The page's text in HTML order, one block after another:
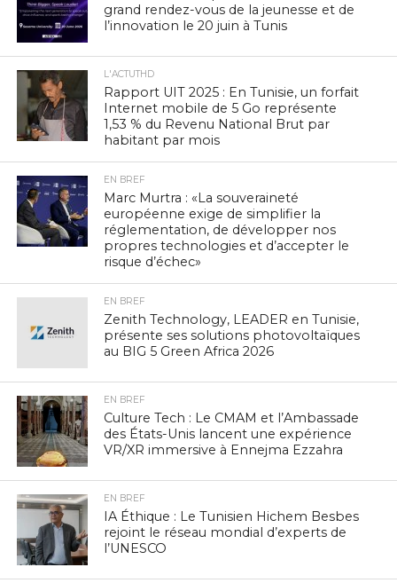
grand rendez-vous de la jeunesse et de
l’innovation le 20 juin à Tunis
L'ACTUTHD
Rapport UIT 2025 : En Tunisie, un forfait
Internet mobile de 5 Go représente
1,53 % du Revenu National Brut par
habitant par mois
EN BREF
Marc Murtra : «La souveraineté
européenne exige de simplifier la
réglementation, de développer nos
propres technologies et d’accepter le
risque d’échec»
EN BREF
Zenith Technology, LEADER en Tunisie,
présente ses solutions photovoltaïques
au BIG 5 Green Africa 2026
EN BREF
Culture Tech : Le CMAM et l’Ambassade
des États-Unis lancent une expérience
VR/XR immersive à Ennejma Ezzahra
EN BREF
IA Éthique : Le Tunisien Hichem Besbes
rejoint le réseau mondial d’experts de
l’UNESCO